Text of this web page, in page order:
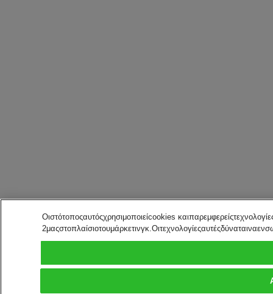
Οιστότοποςαυτόςχρησιμοποιείcookies